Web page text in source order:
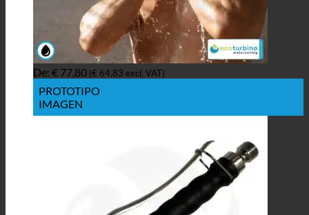
De: € 77,80 (€ 64,83 excl. VAT)
PROTOTIPO
IMAGEN